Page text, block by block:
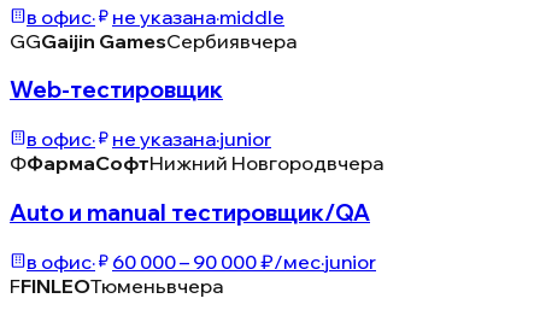
в офис· не указана·middle
GGGaijin GamesСербиявчера
Web-тестировщик
в офис· не указана·junior
ФФармаСофтНижний Новгородвчера
Auto и manual тестировщик/QA
в офис· 60 000 – 90 000 ₽/мес·junior
FFINLEOТюменьвчера